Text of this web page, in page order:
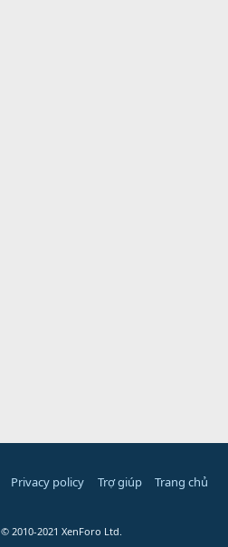
Privacy policy Trợ giúp Trang chủ
© 2010-2021 XenForo Ltd.